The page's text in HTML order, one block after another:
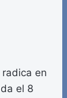
en
el 8